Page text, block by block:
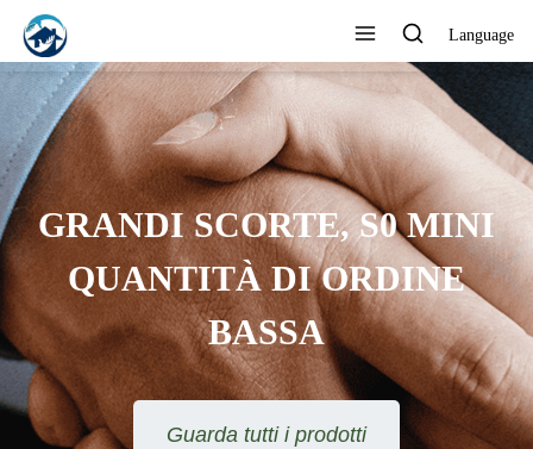
Language
GRANDI SCORTE, S0 MINI
QUANTITÀ DI ORDINE
BASSA
Guarda tutti i prodotti